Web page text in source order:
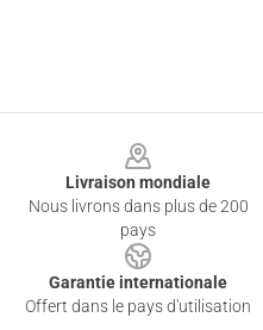
Livraison mondiale
Nous livrons dans plus de 200
pays
Garantie internationale
Offert dans le pays d'utilisation